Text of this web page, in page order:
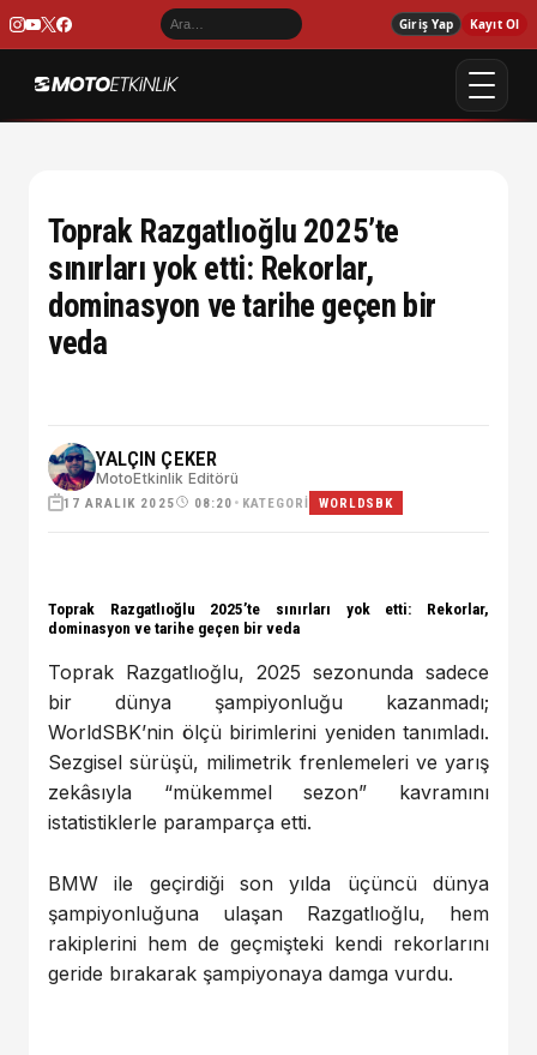
Giriş Yap Kayıt Ol
Toprak Razgatlıoğlu 2025’te
sınırları yok etti: Rekorlar,
dominasyon ve tarihe geçen bir
veda
YALÇIN ÇEKER
MotoEtkinlik Editörü
17 ARALIK 2025 08:20 • KATEGORI WORLDSBK
Toprak Razgatlıoğlu 2025’te sınırları yok etti: Rekorlar,
dominasyon ve tarihe geçen bir veda
Toprak Razgatlıoğlu, 2025 sezonunda sadece
bir dünya şampiyonluğu kazanmadı;
WorldSBK’nin ölçü birimlerini yeniden tanımladı.
Sezgisel sürüşü, milimetrik frenlemeleri ve yarış
zekâsıyla “mükemmel sezon” kavramını
istatistiklerle paramparça etti.
BMW ile geçirdiği son yılda üçüncü dünya
şampiyonluğuna ulaşan Razgatlıoğlu, hem
rakiplerini hem de geçmişteki kendi rekorlarını
geride bırakarak şampiyonaya damga vurdu.